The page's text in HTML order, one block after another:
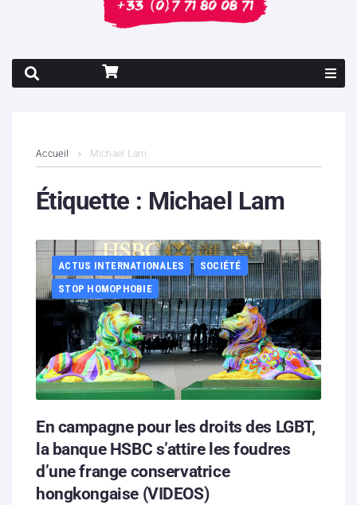
Contenus litigieux
Boutique
Partenaires
Contacts
Hébergement solidaire
Accueil Michael Lam
Étiquette : Michael Lam
ACTUS INTERNATIONALES
SOCIÉTÉ
STOP HOMOPHOBIE
En campagne pour les droits des LGBT,
la banque HSBC s’attire les foudres
d’une frange conservatrice
hongkongaise (VIDEOS)